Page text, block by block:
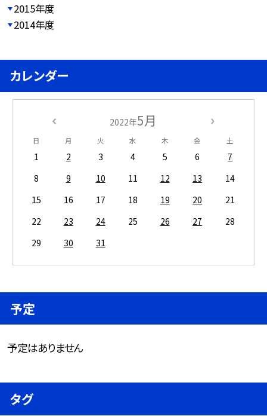
2015年度
2014年度
カレンダー
2022年5月
日 月 火 水 木 金 土
1 2 3 4 5 6
7
8
9 10 11 12 13
14
15
16 17 18 19 20
21
22
23 24 25 26 27
28
29
30 31
予定
予定はありません
タグ